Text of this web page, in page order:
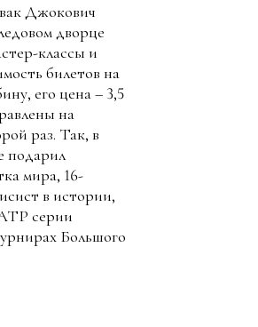
Джокович
дворце
классы и
билетов на
его цена – 3,5
на
раз. Так, в
подарил
мира, 16-
в истории,
серии
Большого